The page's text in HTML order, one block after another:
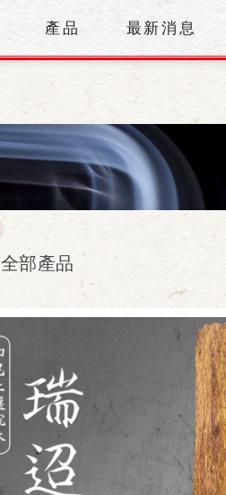
產品 最新消息
全部產品